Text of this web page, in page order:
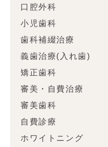
口腔外科
小児歯科
歯科補綴治療
義歯治療(入れ歯)
矯正歯科
審美・自費治療
審美歯科
自費診療
ホワイトニング